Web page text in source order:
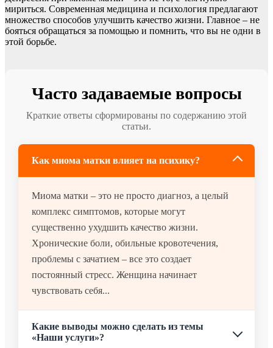
мириться. Современная медицина и психология предлагают
множество способов улучшить качество жизни. Главное – не
бояться обращаться за помощью и помнить, что вы не одни в
этой борьбе.
Часто задаваемые вопросы
Краткие ответы сформированы по содержанию этой
статьи.
Как миома матки влияет на психику?
Миома матки – это не просто диагноз, а целый
комплекс симптомов, которые могут
существенно ухудшить качество жизни.
Хронические боли, обильные кровотечения,
проблемы с зачатием – все это создает
постоянный стресс. Женщина начинает
чувствовать себя...
Какие выводы можно сделать из темы
«Наши услуги»?